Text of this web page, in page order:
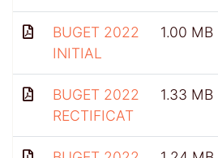
BUGET 2022
INITIAL
1.00 MB
BUGET 2022
RECTIFICAT
1.33 MB